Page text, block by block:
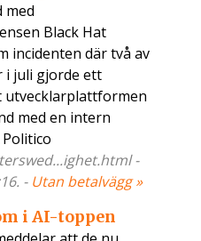
med
Black Hat
incidenten där två av
i juli gjorde ett
med en intern
-
- Utan betalvägg »
i AI-toppen